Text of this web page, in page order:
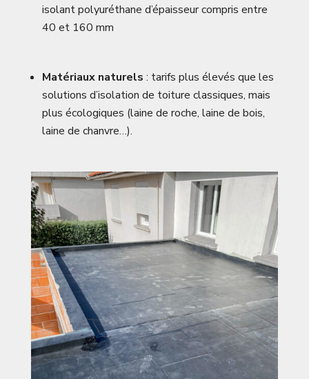
isolant polyuréthane d’épaisseur compris entre
40 et 160 mm
Matériaux naturels : tarifs plus élevés que les
solutions d’isolation de toiture classiques, mais
plus écologiques (laine de roche, laine de bois,
laine de chanvre…).